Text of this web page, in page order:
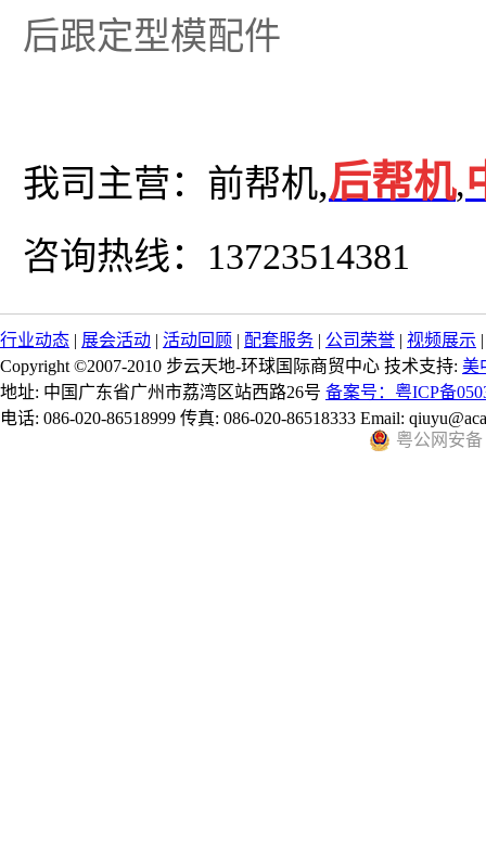
后跟定型模配件
我司主营：前帮机,后帮机,
咨询热线：13723514381
行业动态 | 展会活动 | 活动回顾 | 配套服务 | 公司荣誉 | 视频展示
Copyright ©2007-2010 步云天地-环球国际商贸中心 技术支持: 美
地址: 中国广东省广州市荔湾区站西路26号 备案号：粤ICP备
电话: 086-020-86518999 传真: 086-020-86518333 Email:
粤公网安备